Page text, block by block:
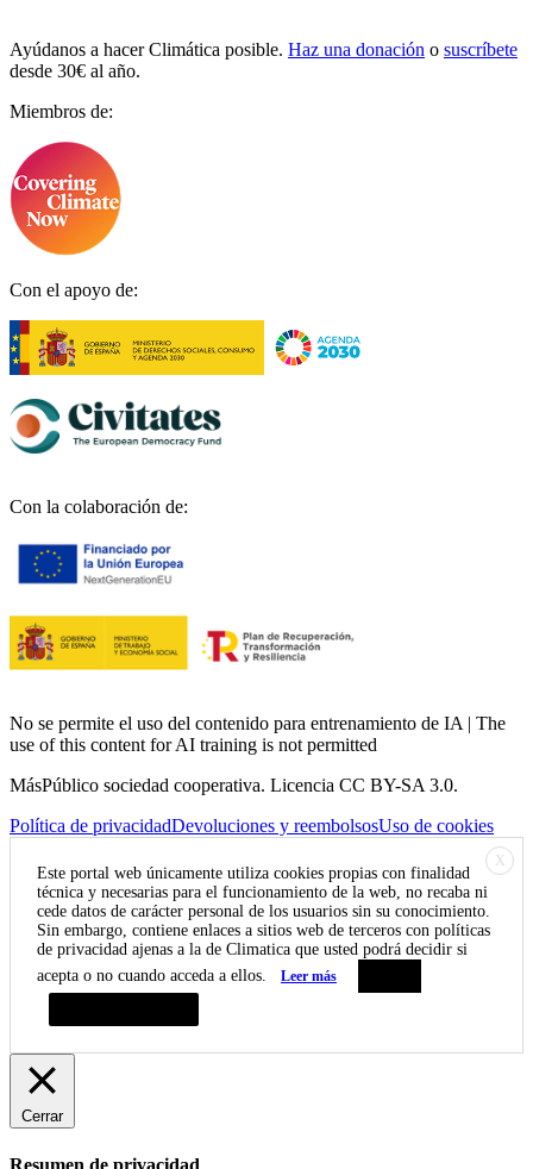
Ayúdanos a hacer Climática posible. Haz una donación o suscríbete
desde 30€ al año.
Miembros de:
Con el apoyo de:
Con la colaboración de:
No se permite el uso del contenido para entrenamiento de IA | The
use of this content for AI training is not permitted
MásPúblico sociedad cooperativa. Licencia CC BY-SA 3.0.
Política de privacidadDevoluciones y reembolsosUso de cookies
X
Este portal web únicamente utiliza cookies propias con finalidad
técnica y necesarias para el funcionamiento de la web, no recaba ni
cede datos de carácter personal de los usuarios sin su conocimiento.
Sin embargo, contiene enlaces a sitios web de terceros con políticas
de privacidad ajenas a la de Climatica que usted podrá decidir si
acepta o no cuando acceda a ellos.
Leer más
Cerrar
Resumen de privacidad